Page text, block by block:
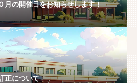
月の開催日をお知らせします！
正について